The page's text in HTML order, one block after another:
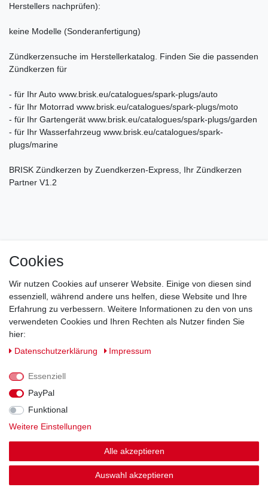
Herstellers nachprüfen):
keine Modelle (Sonderanfertigung)
Zündkerzensuche im Herstellerkatalog. Finden Sie die passenden
Zündkerzen für
- für Ihr Auto www.brisk.eu/catalogues/spark-plugs/auto
- für Ihr Motorrad www.brisk.eu/catalogues/spark-plugs/moto
- für Ihr Gartengerät www.brisk.eu/catalogues/spark-plugs/garden
- für Ihr Wasserfahrzeug www.brisk.eu/catalogues/spark-
plugs/marine
BRISK Zündkerzen by Zuendkerzen-Express, Ihr Zündkerzen
Partner V1.2
Impressum
Barrierefreiheitserklärung Widerrufs­recht
Cookies
Wir nutzen Cookies auf unserer Website. Einige von diesen sind
essenziell, während andere uns helfen, diese Website und Ihre
Erfahrung zu verbessern. Weitere Informationen zu den von uns
verwendeten Cookies und Ihren Rechten als Nutzer finden Sie
hier:
Daten­schutz­erklärung
Impressum
Essenziell
PayPal
Funktional
Weitere Einstellungen
Alle akzeptieren
Auswahl akzeptieren